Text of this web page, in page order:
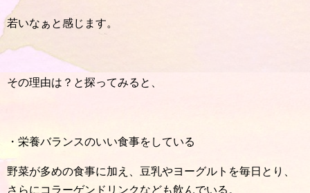
若いなぁと感じます。
その理由は？と探ってみると、
・栄養バランスのいい食事をしている
野菜が多めの食事に加え、豆乳やヨーグルトを毎日とり、
さらにコラーゲンドリンクなども飲んでいる。